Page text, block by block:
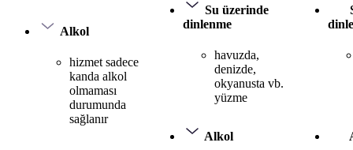
Alkol
hizmet sadece
kanda alkol
olmaması
durumunda
sağlanır
Su üzerinde
dinlenme
havuzda,
denizde,
okyanusta vb.
yüzme
Alkol